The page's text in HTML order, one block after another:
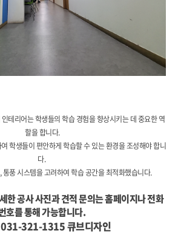
테리어는 학생들의 학습 경험을 향상시키는 데 중요한 역
할을 합니다.
학생들이 편안하게 학습할 수 있는 환경을 조성해야 합니
다.
풍 시스템을 고려하여 학습 공간을 최적화했습니다.
한 공사 사진과 견적 문의는 홈페이지나 전화
호를 통해 가능합니다.
321-1315 큐브디자인